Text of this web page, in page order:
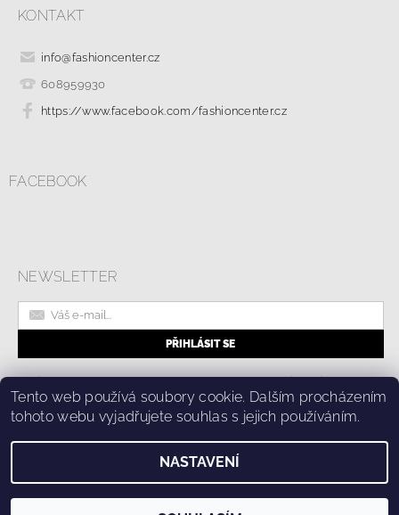
KONTAKT
info@fashioncenter.cz
608959930
https://www.facebook.com/fashioncenter.cz
FACEBOOK
NEWSLETTER
|
| Ochrana osobních údajů a cookies
2026 © Fashion Center, všechna práva vyhrazena
Tento web používá soubory cookie. Dalším procházením
tohoto webu vyjadřujete souhlas s jejich používáním.
NASTAVENÍ